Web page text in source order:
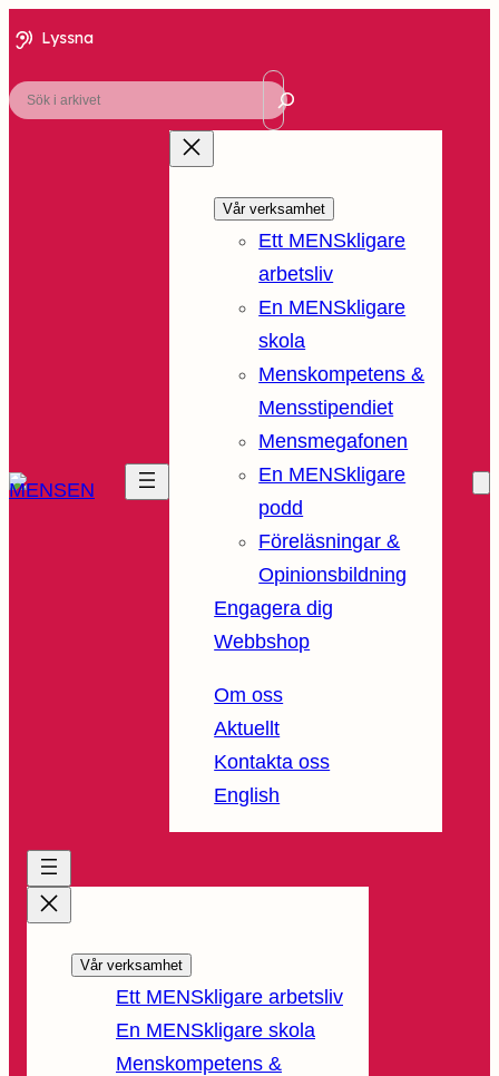
Lyssna
Sök
Vår verksamhet
Ett MENSkligare
arbetsliv
En MENSkligare
skola
Menskompetens &
Mensstipendiet
Mensmegafonen
En MENSkligare
podd
Föreläsningar &
Opinionsbildning
Engagera dig
Webbshop
Om oss
Aktuellt
Kontakta oss
English
Vår verksamhet
Ett MENSkligare arbetsliv
En MENSkligare skola
Menskompetens &